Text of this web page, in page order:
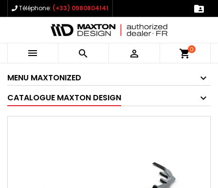
Téléphone: (+33) 0980804141 
   shopping_cart0
MENU MAXTONIZED
CATALOGUE MAXTON DESIGN